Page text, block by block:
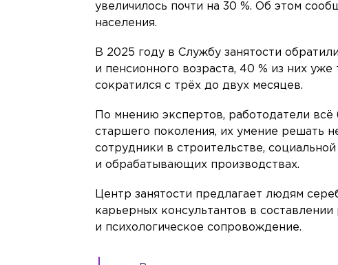
увеличилось почти на 30 %. Об этом
населения.
В 2025 году в Службу занятости
и пенсионного возраста, 40 % из них
сократился с трёх до двух месяцев.
По мнению экспертов, работодатели
старшего поколения, их умение решать
сотрудники в строительстве,
и обрабатывающих производствах.
Центр занятости предлагает людям
карьерных консультантов в
и психологическое сопровождение.